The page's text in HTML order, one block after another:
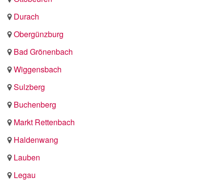
Durach
Obergünzburg
Bad Grönenbach
Wiggensbach
Sulzberg
Buchenberg
Markt Rettenbach
Haldenwang
Lauben
Legau